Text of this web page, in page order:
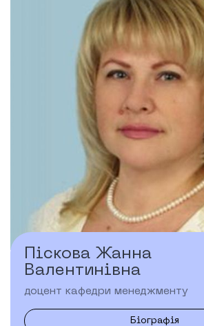
Піскова Жанна
Валентинівна
доцент кафедри менеджменту
Біографія